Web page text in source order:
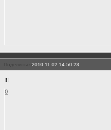
Поделиться2010-11-02 14:50:23
!!!
0